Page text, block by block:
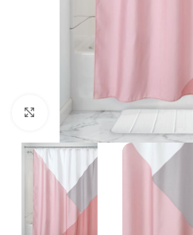
Click to enlarge